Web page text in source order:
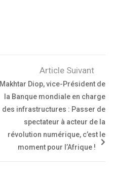
Article Suivant
Makhtar Diop, vice-Président de
la Banque mondiale en charge
des infrastructures : Passer de
spectateur à acteur de la
révolution numérique, c’est le
moment pour l’Afrique !